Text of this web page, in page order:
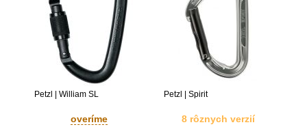
Petzl | William SL
overíme
Petzl | Spirit
8 rôznych verzií